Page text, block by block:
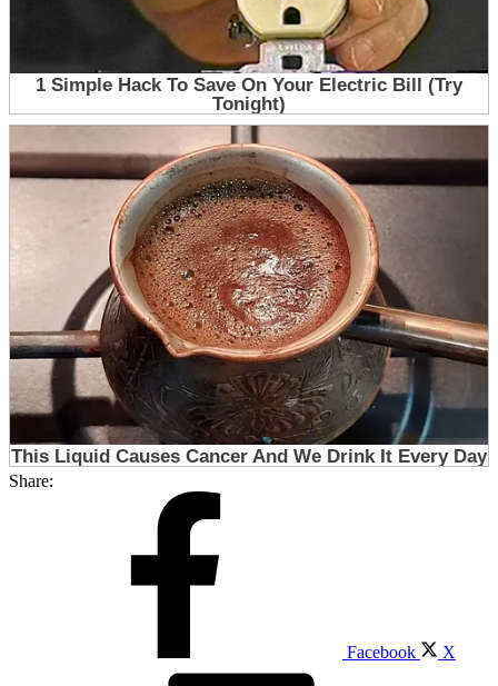
Share:
Facebook X